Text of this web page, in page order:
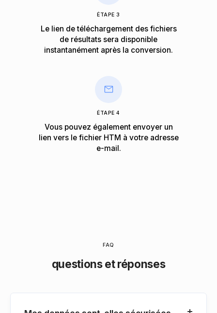
ÉTAPE 3
Le lien de téléchargement des fichiers
de résultats sera disponible
instantanément après la conversion.
ÉTAPE 4
Vous pouvez également envoyer un
lien vers le fichier HTM à votre adresse
e-mail.
FAQ
questions et réponses